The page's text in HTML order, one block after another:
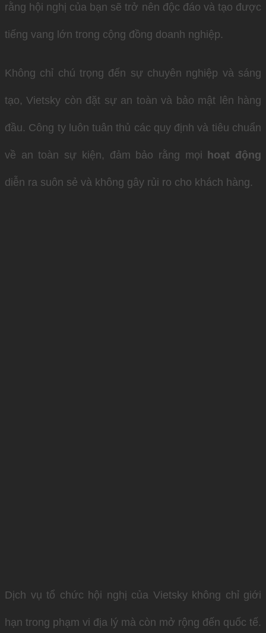
rằng hội nghị của bạn sẽ trở nên độc đáo và tạo được
tiếng vang lớn trong cộng đồng doanh nghiệp.
Không chỉ chú trọng đến sự chuyên nghiệp và sáng
tạo, Vietsky còn đặt sự an toàn và bảo mật lên hàng
đầu. Công ty luôn tuân thủ các quy định và tiêu chuẩn
về an toàn sự kiện, đảm bảo rằng mọi hoạt động
diễn ra suôn sẻ và không gây rủi ro cho khách hàng.
Dịch vụ tổ chức hội nghị của Vietsky không chỉ giới
hạn trong phạm vi địa lý mà còn mở rộng đến quốc tế.